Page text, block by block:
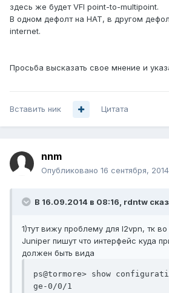
здесь же будет VFI point-to-multipoint.
В одном дефолт на НАТ, в другом
internet.
Просьба высказать свое мнение и
Вставить ник Цитата
nnm
Опубликовано 16 сентября, 2014
В 16.09.2014 в 08:16, rdntw
1)тут вижу проблему для l2vpn, тк
Juniper пишут что интерфейс куда
должен быть вида
ps@tormore> show
ge-0/0/1